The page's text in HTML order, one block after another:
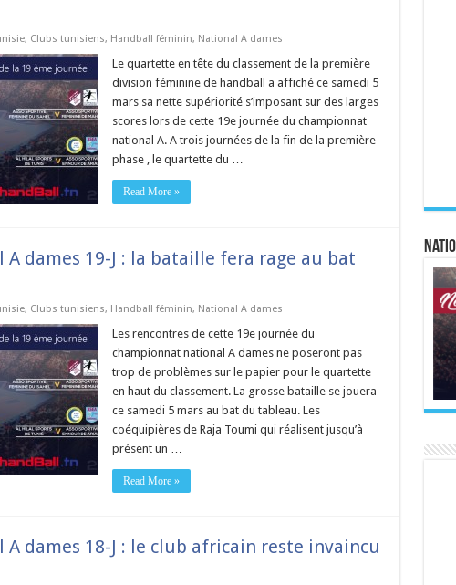
, Clubs tunisiens, Handball féminin, National A dames
Le quartette en tête du classement de la première
division féminine de handball a affiché ce samedi 5
mars sa nette supériorité s’imposant sur des larges
scores lors de cette 19e journée du championnat
national A. A trois journées de la fin de la première
phase , le quartette du …
Read More »
dames 19-J : la bataille fera rage au bat
, Clubs tunisiens, Handball féminin, National A dames
Les rencontres de cette 19e journée du
championnat national A dames ne poseront pas
trop de problèmes sur le papier pour le quartette
en haut du classement. La grosse bataille se jouera
ce samedi 5 mars au bat du tableau. Les
coéquipières de Raja Toumi qui réalisent jusqu’à
présent un …
Read More »
dames 18-J : le club africain reste invaincu